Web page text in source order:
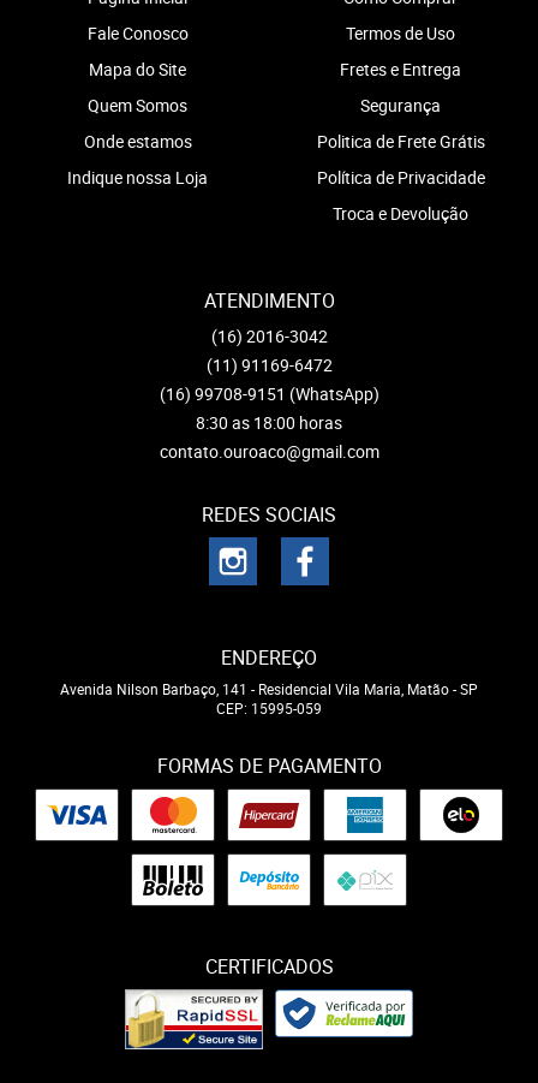
Fale Conosco
Mapa do Site
Quem Somos
Onde estamos
Indique nossa Loja
Termos de Uso
Fretes e Entrega
Segurança
Politica de Frete Grátis
Política de Privacidade
Troca e Devolução
ATENDIMENTO
(16) 2016-3042
(11) 91169-6472
(16) 99708-9151 (WhatsApp)
8:30 as 18:00 horas
contato.ouroaco@gmail.com
REDES SOCIAIS
ENDEREÇO
Avenida Nilson Barbaço, 141 - Residencial Vila Maria, Matão-SP
CEP: 15995-059
FORMAS DE PAGAMENTO
CERTIFICADOS